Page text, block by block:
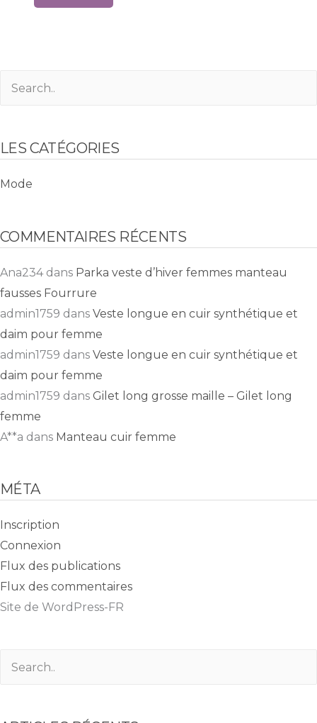
LES CATÉGORIES
Mode
COMMENTAIRES RÉCENTS
Ana234dans Parka veste d’hiver femmes manteau
fausses Fourrure
admin1759 dans Veste longue en cuir synthétique et
daim pour femme
admin1759 dans Veste longue en cuir synthétique et
daim pour femme
admin1759 dans Gilet long grosse maille – Gilet long
femme
A**a dans Manteau cuir femme
MÉTA
Inscription
Connexion
Flux des publications
Flux des commentaires
Site de WordPress-FR